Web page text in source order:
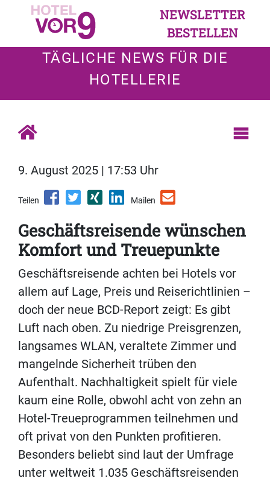
NEWSLETTER
BESTELLEN
TÄGLICHE NEWS FÜR DIE
HOTELLERIE
9. August 2025 | 17:53 Uhr
Teilen Mailen
Geschäftsreisende wünschen
Komfort und Treuepunkte
Geschäftsreisende achten bei Hotels vor
allem auf Lage, Preis und Reiserichtlinien –
doch der neue BCD-Report zeigt: Es gibt
Luft nach oben. Zu niedrige Preisgrenzen,
langsames WLAN, veraltete Zimmer und
mangelnde Sicherheit trüben den
Aufenthalt. Nachhaltigkeit spielt für viele
kaum eine Rolle, obwohl acht von zehn an
Hotel-Treueprogrammen teilnehmen und
oft privat von den Punkten profitieren.
Besonders beliebt sind laut der Umfrage
unter weltweit 1.035 Geschäftsreisenden